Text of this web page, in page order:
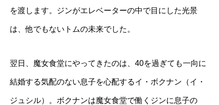
を渡します。ジンがエレベーターの中で目にした光景
は、他でもないトムの未来でした。
翌日、魔女食堂にやってきたのは、40を過ぎても一向に
結婚する気配のない息子を心配するイ・ボクナン（イ・
ジュシル）。ボクナンは魔女食堂で働くジンに息子の